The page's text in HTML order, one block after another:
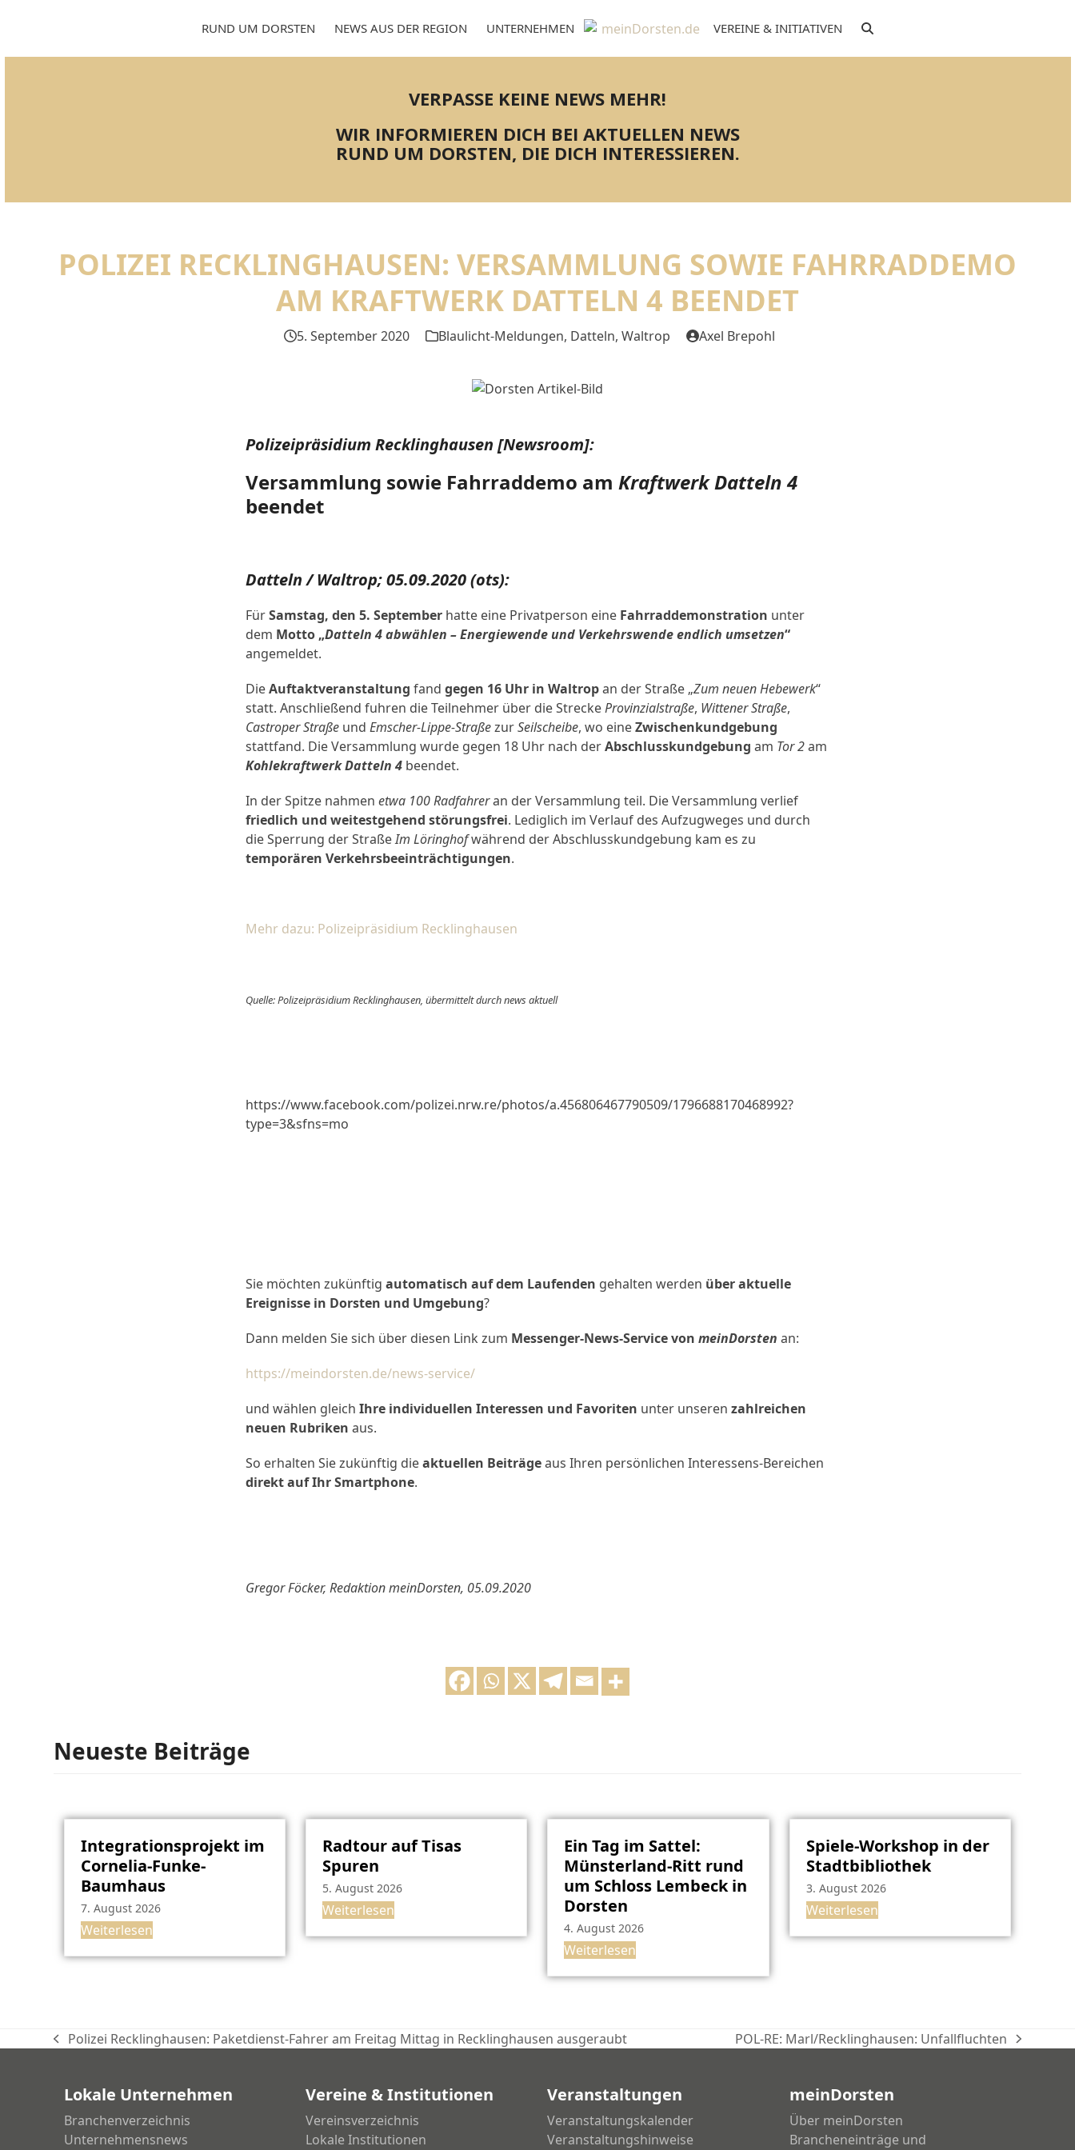
RUND UM DORSTEN NEWS AUS DER REGION UNTERNEHMEN VEREINE & INITIATIVEN
VERPASSE KEINE NEWS MEHR!
WIR INFORMIEREN DICH BEI AKTUELLEN NEWS
RUND UM DORSTEN, DIE DICH INTERESSIEREN.
POLIZEI RECKLINGHAUSEN: VERSAMMLUNG SOWIE FAHRRADDEMO
AM KRAFTWERK DATTELN 4 BEENDET
5. September 2020 Blaulicht-Meldungen, Datteln, Waltrop Axel Brepohl
Polizeipräsidium Recklinghausen [Newsroom]:
Versammlung sowie Fahrraddemo am Kraftwerk Datteln 4
beendet
Datteln / Waltrop; 05.09.2020 (ots):
FürSamstag, den 5. September hatte eine Privatperson eine Fahrraddemonstration unter
dem Motto „Datteln 4 abwählen – Energiewende und Verkehrswende endlich umsetzen“
angemeldet.
DieAuftaktveranstaltung fand gegen 16 Uhr in Waltropan der Straße „Zum neuen Hebewerk“
statt. Anschließend fuhren die Teilnehmer über die StreckeProvinzialstraße, Wittener Straße,
Castroper Straße und Emscher-Lippe-StraßezurSeilscheibe, wo eineZwischenkundgebung
stattfand. Die Versammlung wurde gegen 18 Uhr nach derAbschlusskundgebung am Tor 2am
Kohlekraftwerk Datteln 4 beendet.
In der Spitze nahmen etwa 100 Radfahreran der Versammlung teil. Die Versammlung verlief
friedlich und weitestgehend störungsfrei. Lediglich im Verlauf des Aufzugweges und durch
die Sperrung der StraßeIm Löringhofwährend der Abschlusskundgebung kam es zu
temporären Verkehrsbeeinträchtigungen.
Mehr dazu: Polizeipräsidium Recklinghausen
Quelle: Polizeipräsidium Recklinghausen, übermittelt durch news aktuell
https://www.facebook.com/polizei.nrw.re/photos/a.456806467790509/1796688170468992?
type=3&sfns=mo
Sie möchten zukünftig automatisch auf dem Laufenden gehalten werden über aktuelle
Ereignisse in Dorsten und Umgebung?
Dann melden Sie sich über diesen Link zum Messenger-News-Service von meinDorsten an:
https://meindorsten.de/news-service/
und wählen gleich Ihre individuellen Interessen und Favoriten unter unseren zahlreichen
neuen Rubriken aus.
So erhalten Sie zukünftig dieaktuellen Beiträgeaus Ihren persönlichen Interessens-Bereichen
direkt auf Ihr Smartphone.
Gregor Föcker, Redaktion meinDorsten, 05.09.2020
Neueste Beiträge
Integrationsprojekt im
Cornelia-Funke-
Baumhaus
7. August 2026
Weiterlesen
Radtour auf Tisas
Spuren
5. August 2026
Weiterlesen
Ein Tag im Sattel:
Münsterland-Ritt rund
um Schloss Lembeck in
Dorsten
4. August 2026
Weiterlesen
Spiele-Workshop in der
Stadtbibliothek
3. August 2026
Weiterlesen
vorheriger
Polizei Recklinghausen: Paketdienst-Fahrer am Freitag Mittag in Recklinghausen ausgeraubt
Nächster
POL-RE: Marl/Recklinghausen: Unfallfluchten
Lokale Unternehmen
Branchenverzeichnis
Unternehmensnews
Vereine & Institutionen
Vereinsverzeichnis
Lokale Institutionen
Veranstaltungen
Veranstaltungskalender
Veranstaltungshinweise
meinDorsten
Über meinDorsten
Brancheneinträge und